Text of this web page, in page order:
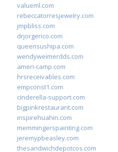
valueml.com
rebeccatorresjewelry.com
jmpbliss.com
drjorgerico.com
queensushipa.com
wendyweimerdds.com
ameri-camp.com
hrsreceivables.com
empconst1.com
cinderella-support.com
bigpinkrestaurant.com
inspirehuahin.com
memmingerspainting.com
jeremypbeasley.com
thesandwichdepotcos.com